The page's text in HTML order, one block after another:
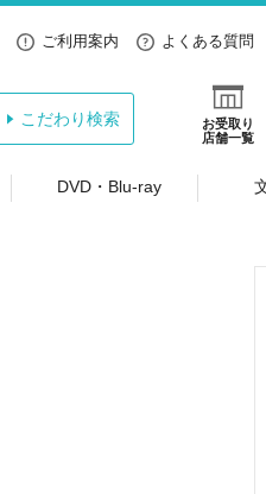
ご利用案内 よくある質問
お受取り
店舗一覧
こだわり検索
DVD・Blu-ray